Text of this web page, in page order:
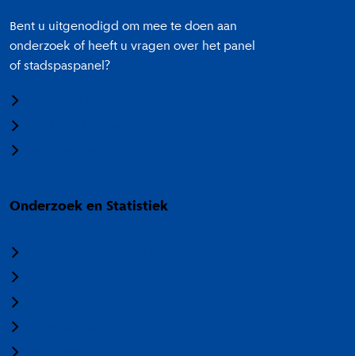
Bent u uitgenodigd om mee te doen aan
onderzoek of heeft u vragen over het panel
of stadspaspanel?
Onderzoek en Statistiek